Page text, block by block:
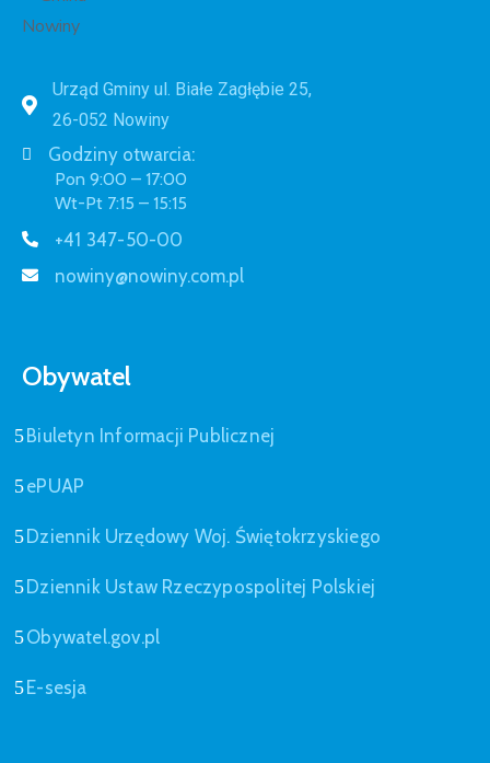
Urząd Gminy ul. Białe Zagłębie 25,
26-052 Nowiny
Godziny otwarcia:
Pon 9:00 – 17:00
Wt-Pt 7:15 – 15:15
+41 347-50-00
nowiny@nowiny.com.pl
Obywatel
Biuletyn Informacji Publicznej
ePUAP
Dziennik Urzędowy Woj. Świętokrzyskiego
Dziennik Ustaw Rzeczypospolitej Polskiej
Obywatel.gov.pl
E-sesja